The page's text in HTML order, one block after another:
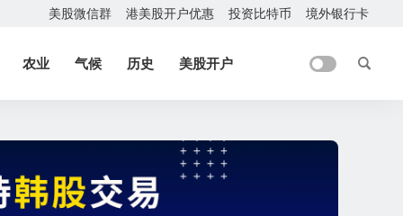
美股微信群 港美股开户优惠 投资比特币 境外银行卡
农业 气候 历史 美股开户